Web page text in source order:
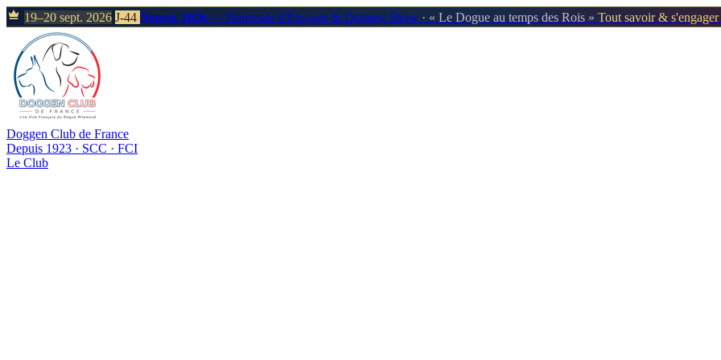
19–20 sept. 2026 J-44 Neuvic 2026 — Nationale d'Élevage & Doggen Show · « Le Dogue au temps des Rois » Tout savoir &
Doggen Club de France
Depuis 1923 · SCC · FCI
Le Club